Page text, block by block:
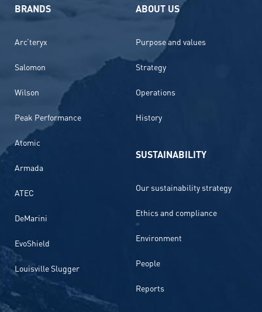
BRANDS
Arc’teryx
Salomon
Wilson
Peak Performance
Atomic
Armada
ATEC
DeMarini
EvoShield
Louisville Slugger
ABOUT US
Purpose and values
Strategy
Operations
History
SUSTAINABILITY
Our sustainability strategy
Ethics and compliance
Environment
People
Reports